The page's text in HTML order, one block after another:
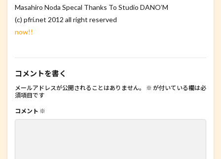
Masahiro Noda Specal Thanks To Studio DANO’M
(c) pfri.net 2012 all right reserved
now!!
コメントを書く
メールアドレスが公開されることはありません。 ※ が付いている欄は必
須項目です
コメント ※